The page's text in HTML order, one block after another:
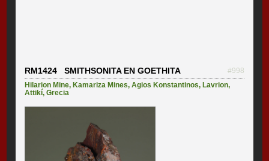
RM1424 SMITHSONITA EN GOETHITA
#998
Hilarion Mine,Kamariza Mines,Agios Konstantinos,Lavrion,
Attikí,Grecia